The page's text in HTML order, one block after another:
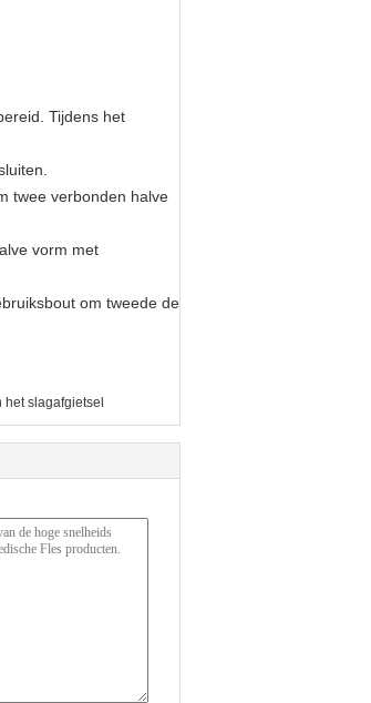
Tijdens het
twee verbonden halve
vorm met
om tweede de
slagafgietsel